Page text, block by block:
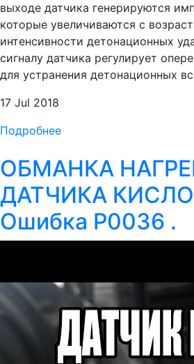
выходе датчика генерируются
которые увеличиваются с
интенсивности детонационных
сигналу датчика регулирует
для устранения детонационных
17 Jul 2018
Подробнее
ОБМАНКА
ДАТЧИКА
Ошибка P0036 .